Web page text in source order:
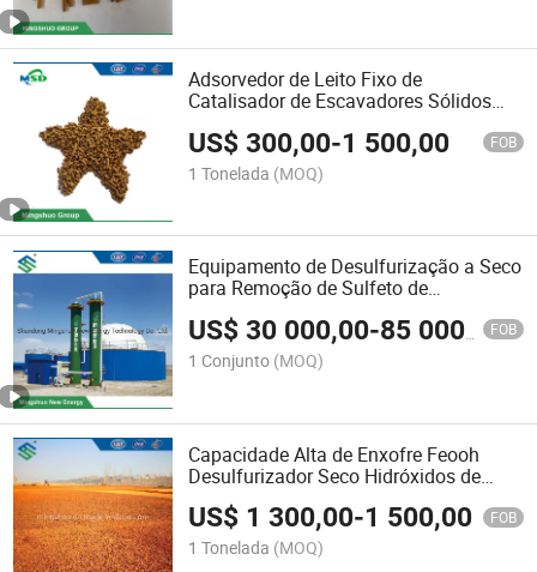
Adsorvedor de Leito Fixo de
Catalisador de Escavadores Sólidos
US$300,00-1 500,00 FOB
1 Tonelada (MOQ)
Equipamento de Desulfurização a Seco
para Remoção de Sulfeto de
Hidrogênio
US$30 000,00-85 000,00 FOB
1 Conjunto (MOQ)
Capacidade Alta de Enxofre Feooh
Desulfurizador Seco Hidróxidos de
Ferro Absorvente
US$ 1 300,00-1 500,00 FOB
1 Tonelada (MOQ)